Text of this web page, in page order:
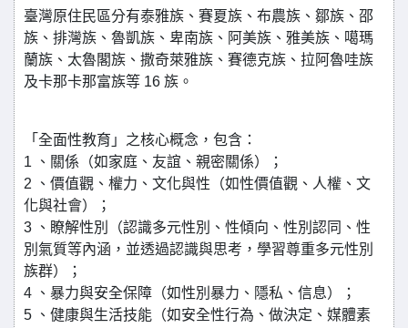
臺灣原住民區分有泰雅族、賽夏族、布農族、鄒族、邵
族、排灣族、魯凱族、卑南族、阿美族、雅美族、噶瑪
蘭族、太魯閣族、撒奇萊雅族、賽德克族、拉阿魯哇族
及卡那卡那富族等 16 族。
「全面性教育」之核心概念，包含：
1 、關係（如家庭、友誼、親密關係）；
2 、價值觀、權力、文化與性（如性價值觀、人權、文
化與社會）；
3 、瞭解性別（認識多元性別、性傾向、性別認同、性
別氣質等內涵，並透過認識與思考，學習尊重多元性別
族群）；
4 、暴力與安全保障（如性別暴力、隱私、信息）；
5 、健康與生活技能（如安全性行為、做決定、媒體素